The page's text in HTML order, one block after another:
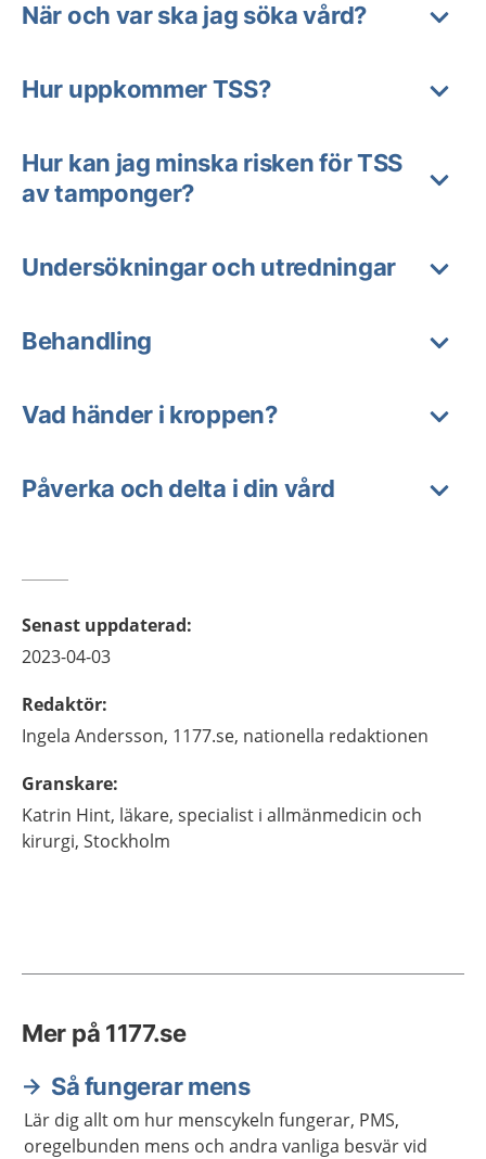
När och var ska jag söka vård?
Hur uppkommer TSS?
Hur kan jag minska risken för TSS
av tamponger?
Undersökningar och utredningar
Behandling
Vad händer i kroppen?
Påverka och delta i din vård
Senast uppdaterad:
2023-04-03
Redaktör:
Ingela Andersson, 1177.se, nationella redaktionen
Granskare:
Katrin Hint, läkare, specialist i allmänmedicin och
kirurgi, Stockholm
Mer på 1177.se
Så fungerar mens
Lär dig allt om hur menscykeln fungerar, PMS,
oregelbunden mens och andra vanliga besvär vid